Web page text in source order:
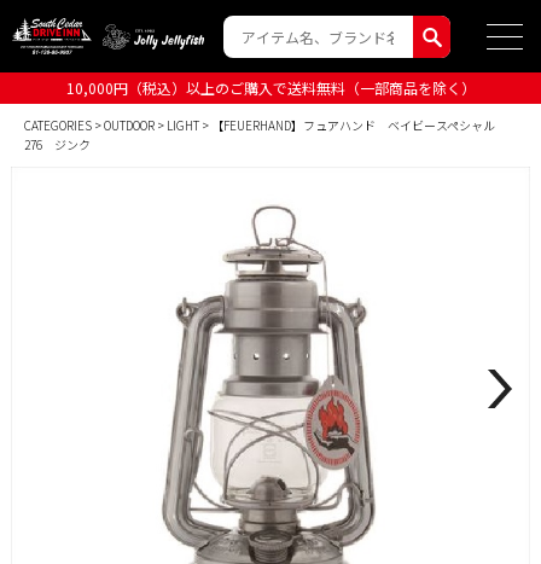
10,000円（税込）以上のご購入で送料無料（一部商品を除く）
CATEGORIES >OUTDOOR > LIGHT > 【FEUERHAND】フュアハンド ベイビースペシャル
276 ジンク